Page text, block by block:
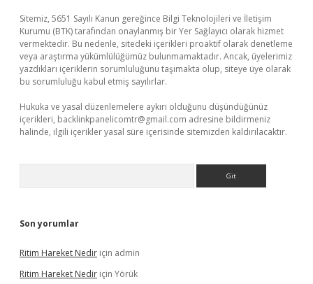
Sitemiz, 5651 Sayılı Kanun gereğince Bilgi Teknolojileri ve İletişim
Kurumu (BTK) tarafından onaylanmış bir Yer Sağlayıcı olarak hizmet
vermektedir. Bu nedenle, sitedeki içerikleri proaktif olarak denetleme
veya araştırma yükümlülüğümüz bulunmamaktadır. Ancak, üyelerimiz
yazdıkları içeriklerin sorumluluğunu taşımakta olup, siteye üye olarak
bu sorumluluğu kabul etmiş sayılırlar.
Hukuka ve yasal düzenlemelere aykırı olduğunu düşündüğünüz
içerikleri, backlinkpanelicomtr@gmail.com adresine bildirmeniz
halinde, ilgili içerikler yasal süre içerisinde sitemizden kaldırılacaktır.
Son yorumlar
Ritim Hareket Nedir için admin
Ritim Hareket Nedir için Yörük